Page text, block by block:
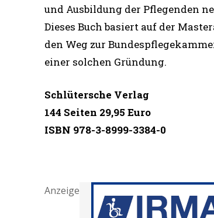
und Ausbildung der Pflegenden
Dieses Buch basiert auf der
den Weg zur
einer solchen Gründung.
Schlütersche Verlag
144 Seiten 29,95 Euro
ISBN 978-3-8999-3384-0
Anzeige